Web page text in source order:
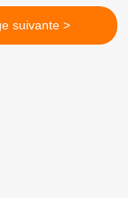
suivante >